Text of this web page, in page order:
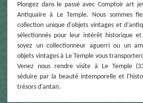
Plongez dans le passé avec Comptoir art
Antiquaire à Le Temple. Nous sommes
collection unique d'objets vintages et
sélectionnés pour leur intérêt historique
soyez un collectionneur aguerri ou un
objets vintages à Le Temple vous
Venez nous rendre visite à Le Temple
séduire par la beauté intemporelle et
trésors d'antan.